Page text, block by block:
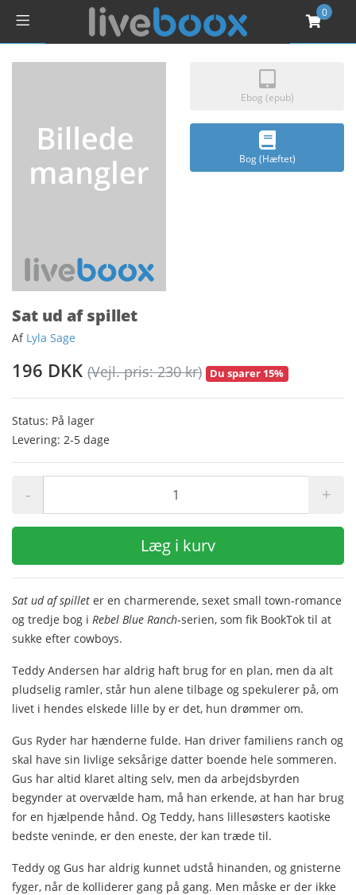
0
Ebog (epub)
Bog (Hæftet)
Sat ud af spillet
Af Lyla Sage
196 DKK (Vejl. pris: 230 kr) Du sparer 15%
Status: På lager
Levering: 2-5 dage
- +
Læg i kurv
Sat ud af spillet er en charmerende, sexet small town-romance
og tredje bog i Rebel Blue Ranch-serien, som fik BookTok til at
sukke efter cowboys.
Teddy Andersen har aldrig haft brug for en plan, men da alt
pludselig ramler, står hun alene tilbage og spekulerer på, om
livet i hendes elskede lille by er det, hun drømmer om.
Gus Ryder har hænderne fulde. Han driver familiens ranch og
skal have sin livlige seksårige datter boende hele sommeren.
Gus har altid klaret alting selv, men da arbejdsbyrden
begynder at overvælde ham, må han erkende, at han har brug
for en hjælpende hånd. Og Teddy, hans lillesøsters kaotiske
bedste veninde, er den eneste, der kan træde til.
Teddy og Gus har aldrig kunnet udstå hinanden, og gnisterne
fyger, når de kolliderer gang på gang. Men måske er der ikke